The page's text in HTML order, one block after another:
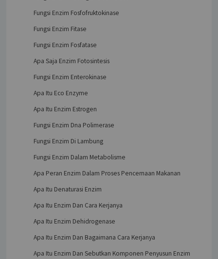
Fungsi Enzim Fosfofruktokinase
Fungsi Enzim Fitase
Fungsi Enzim Fosfatase
Apa Saja Enzim Fotosintesis
Fungsi Enzim Enterokinase
Apa Itu Eco Enzyme
Apa Itu Enzim Estrogen
Fungsi Enzim Dna Polimerase
Fungsi Enzim Di Lambung
Fungsi Enzim Dalam Metabolisme
Apa Peran Enzim Dalam Proses Pencernaan Makanan
Apa Itu Denaturasi Enzim
Apa Itu Enzim Dan Cara Kerjanya
Apa Itu Enzim Dehidrogenase
Apa Itu Enzim Dan Bagaimana Cara Kerjanya
Apa Itu Enzim Dan Sebutkan Komponen Penyusun Enzim